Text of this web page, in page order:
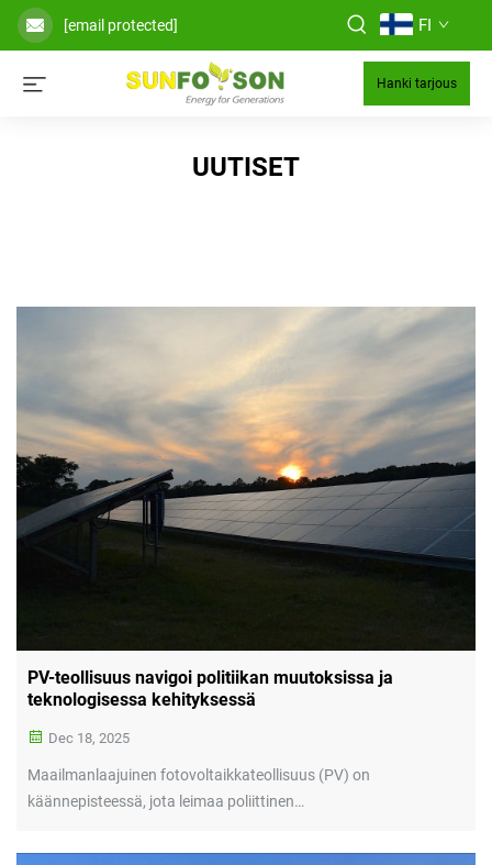
[email protected] FI
Hanki tarjous
UUTISET
PV-teollisuus navigoi politiikan muutoksissa ja
teknologisessa kehityksessä
Dec 18, 2025
Maailmanlaajuinen fotovoltaikkateollisuus (PV) on
käännepisteessä, jota leimaa poliittinen
aurinkosähkön käyttöönotto kohtaa merkittävän hidastumisen.